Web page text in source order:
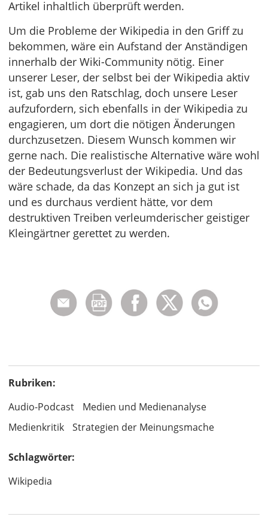
Artikel inhaltlich überprüft werden.
Um die Probleme der Wikipedia in den Griff zu
bekommen, wäre ein Aufstand der Anständigen
innerhalb der Wiki-Community nötig. Einer
unserer Leser, der selbst bei der Wikipedia aktiv
ist, gab uns den Ratschlag, doch unsere Leser
aufzufordern, sich ebenfalls in der Wikipedia zu
engagieren, um dort die nötigen Änderungen
durchzusetzen. Diesem Wunsch kommen wir
gerne nach. Die realistische Alternative wäre wohl
der Bedeutungsverlust der Wikipedia. Und das
wäre schade, da das Konzept an sich ja gut ist
und es durchaus verdient hätte, vor dem
destruktiven Treiben verleumderischer geistiger
Kleingärtner gerettet zu werden.
Rubriken:
Audio-Podcast
Medien und Medienanalyse
Medienkritik
Strategien der Meinungsmache
Schlagwörter:
Wikipedia